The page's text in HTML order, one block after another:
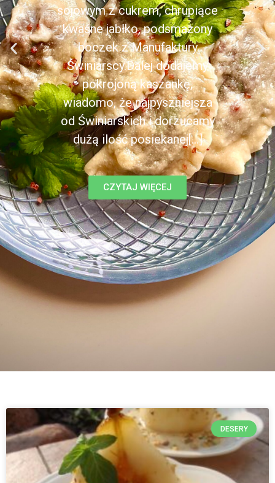
sojowym z cukrem, chrupiące
kwaśne jabłko, podsmażony
boczek z Manufaktury
Świniarscy.Dalej dodajemy
pokrojoną kaszankę,
wiadomo, że najpyszniejsza
od Świniarskich i dorzucamy
dużą ilość posiekanej[...]
CZYTAJ WIĘCEJ
DESERY